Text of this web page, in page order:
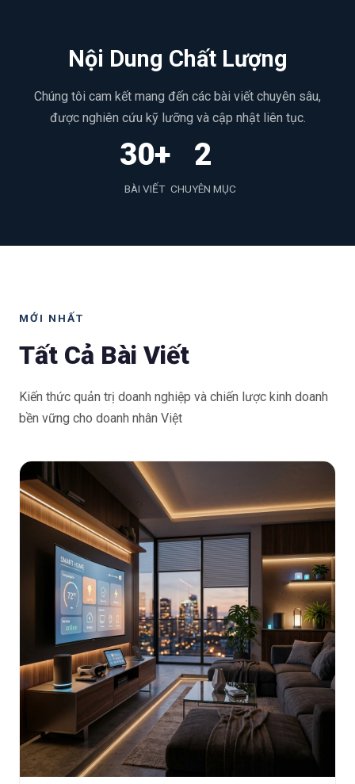
Nội Dung Chất Lượng
Chúng tôi cam kết mang đến các bài viết chuyên sâu,
được nghiên cứu kỹ lưỡng và cập nhật liên tục.
30+
BÀI VIẾT
2
CHUYÊN MỤC
MỚI NHẤT
Tất Cả Bài Viết
Kiến thức quản trị doanh nghiệp và chiến lược kinh doanh
bền vững cho doanh nhân Việt